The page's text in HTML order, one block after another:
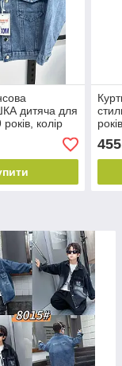
дитяча для
колір
час
час
455